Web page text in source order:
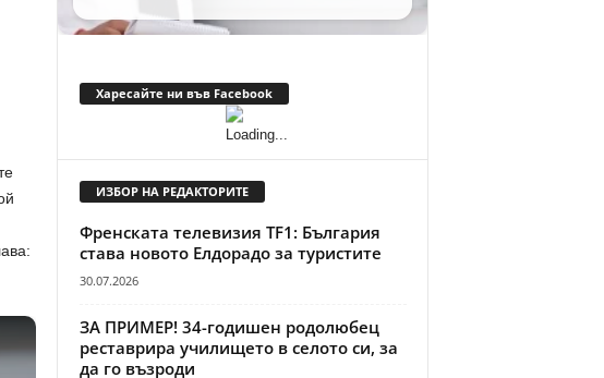
Харесайте ни във Facebook
ИЗБОР НА РЕДАКТОРИТЕ
Френската телевизия TF1: България
става новото Елдорадо за туристите
30.07.2026
ЗА ПРИМЕР! 34-годишен родолюбец
реставрира училището в селото си, за
да го възроди